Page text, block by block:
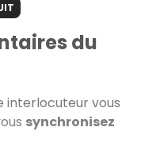
du
interlocuteur vous
synchronisez